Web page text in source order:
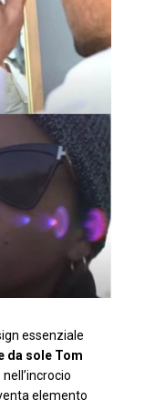
essenziale
da sole Tom
nell’incrocio
elemento